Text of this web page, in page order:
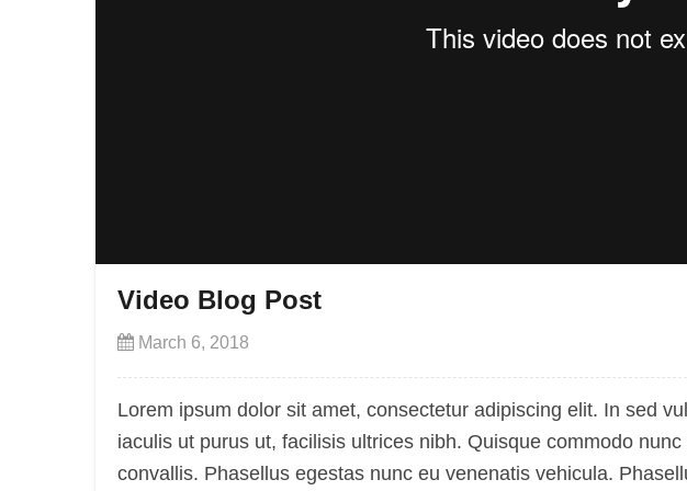
Video Blog Post
March 6, 2018
Lorem ipsum dolor sit amet, consectetur adipiscing elit. In sed
iaculis ut purus ut, facilisis ultrices nibh. Quisque commodo
convallis. Phasellus egestas nunc eu venenatis vehicula.